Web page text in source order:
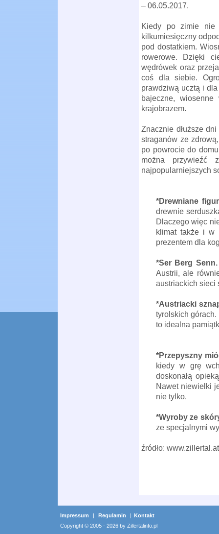
– 06.05.2017.
Kiedy po zimie
kilkumiesięczny
pod dostatkiem.
rowerowe. Dzięki
wędrówek oraz
coś dla siebie.
prawdziwą ucztą i
bajeczne,
krajobrazem.
Znacznie dłuższe
straganów ze
po powrocie do
można przywieźć
najpopularniejszych
*Drewniane
drewnie
Dlaczego więc
klimat także i w
prezentem dla
*Ser Berg
Austrii, ale
austriackich sieci
*Austriacki
tyrolskich górach.
to idealna
*Przepyszny
kiedy w grę
doskonałą
Nawet niewielki
nie tylko.
*Wyroby ze
ze specjalnymi
źródło: www.zillertal.at
Impressum | Regulamin | Kontakt
Copyright © 2005 - 2026 by Zillertalinfo.pl